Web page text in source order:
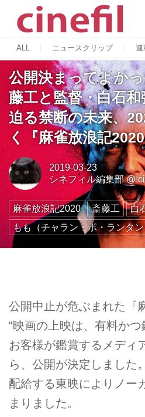
ALL ニュースクリップ 連
公開決まってよか
藤工と監督・白石
迫る禁断の未来、
く『麻雀放浪記
2019-03-23
シネフィル編集部@
麻雀放浪記2020 斎藤工 白
もも（チャラン・ポ・ランタ
公開中止が危ぶまれた『
“映画の上映は、有料か
お客様が鑑賞するメディ
ら、公開が決定しました。
配給する東映によりノー
まりました。